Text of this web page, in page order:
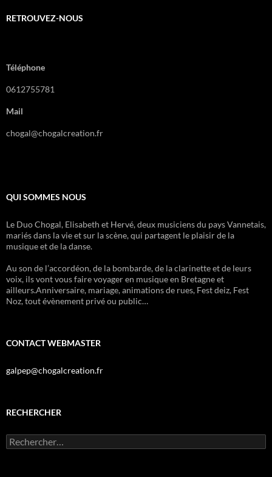
RETROUVEZ-NOUS
Téléphone
0612755781
Mail
chogal@chogalcreation.fr
QUI SOMMES NOUS
Le Duo Chogal, Elisabeth et Hervé, deux musiciens du pays Vannetais,
mariés dans la vie et sur la scène, qui partagent le plaisir de la
musique et de la danse.
Au son de l’accordéon, de la bombarde, de la clarinette et de leurs
voix, ils vont vous faire voyager en musique en Bretagne et
ailleurs.Anniversaire, mariage, animations de rues, Fest deiz, Fest
Noz, tout évènement privé ou public…
CONTACT WEBMASTER
galpep@chogalcreation.fr
RECHERCHER
Rechercher :